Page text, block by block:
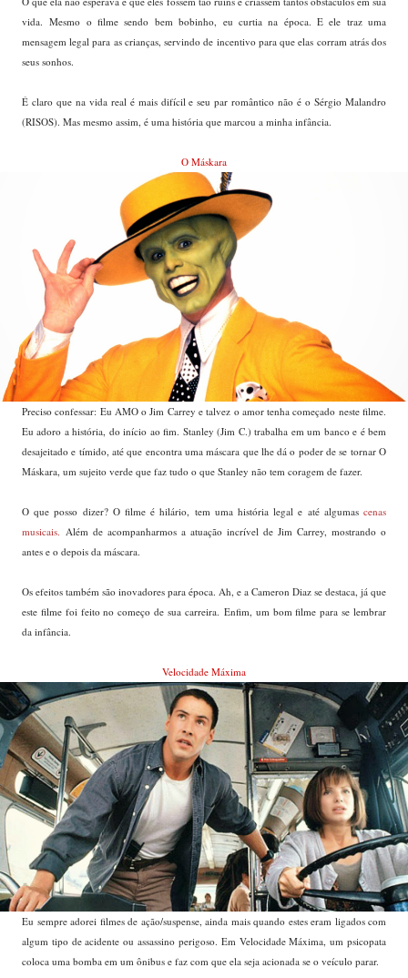
vida.Mesmo o filme sendo bem bobinho, eu curtia na época. E ele traz uma
mensagem legal para as crianças, servindo de incentivo para que elas corram atrás dos
seus sonhos.
É claro que na vida real é mais difícil e seu par romântico não é o Sérgio Malandro
(RISOS). Mas mesmo assim, é uma história que marcou a minha infância.
O Máskara
Preciso confessar: Eu AMO o Jim Carrey e talvez o amor tenha começado neste filme.
Eu adoro a história, do início ao fim. Stanley (Jim C.) trabalha em um banco e é bem
desajeitado e tímido, até que encontra uma máscara que lhe dá o poder de se tornar O
Máskara, um sujeito verde que faz tudo o que Stanley não tem coragem de fazer.
O que posso dizer? O filme é hilário, tem uma história legal e até algumas cenas
musicais. Além de acompanharmos a atuação incrível de Jim Carrey, mostrando o
antes e o depois da máscara.
Os efeitos também são inovadores para época. Ah, e a Cameron Diaz se destaca, já que
este filme foi feito no começo de sua carreira. Enfim, um bom filme para se lembrar
da infância.
Velocidade Máxima
Eu sempre adorei filmes de ação/suspense, ainda mais quando estes eram ligados com
algum tipo de acidente ou assassino perigoso. Em Velocidade Máxima, um psicopata
coloca uma bomba em um ônibus e faz com que ela seja acionada se o veículo parar.